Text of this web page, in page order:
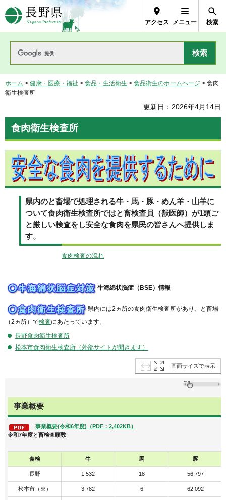
長野県Nagano Prefecture
アクセス メニュー 検索
ホーム > 健康・医療・福祉 > 食品・生活衛生 > 食品衛生のホームページ > 食肉
衛生検査所
更新日：2026年4月14日
食肉衛生検査所
県内のと畜場で処理される牛・馬・豚・めん羊・山羊に
ついて食肉衛生検査所ではと畜検査員（獣医師）が1頭ご
と厳しい検査をし安全な食肉を県民の皆さんへ提供しま
す。
食肉検査の流れ
牛海綿状脳症（BSE）情報
県内には2ヵ所の食肉衛生検査所があり、と畜場
（2ヵ所）で検査にあたっています。
長野食肉衛生検査所
松本市食肉衛生検査所（外部サイトが開きます）
画面サイズで表示
事業概要
事業概要(令和6年度)（PDF：2,402KB）
令和7年度と畜検査頭数
食検 牛 馬 豚
長野 1,532 18 56,797
松本市（※） 3,782 6 62,092